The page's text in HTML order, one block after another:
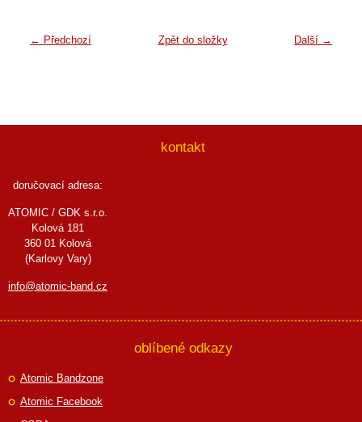
← Předchozí Další →
Zpět do složky
kontakt
doručovací adresa:
ATOMIC / GDK s.r.o.
Kolová 181
360 01 Kolová
(Karlovy Vary)
info@atomic-band.cz
oblíbené odkazy
Atomic Bandzone
Atomic Facebook